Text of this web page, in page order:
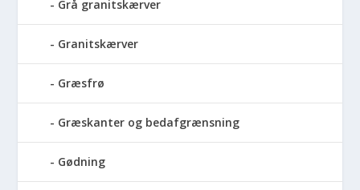
Grå granitskærver
Granitskærver
Græsfrø
Græskanter og bedafgrænsning
Gødning